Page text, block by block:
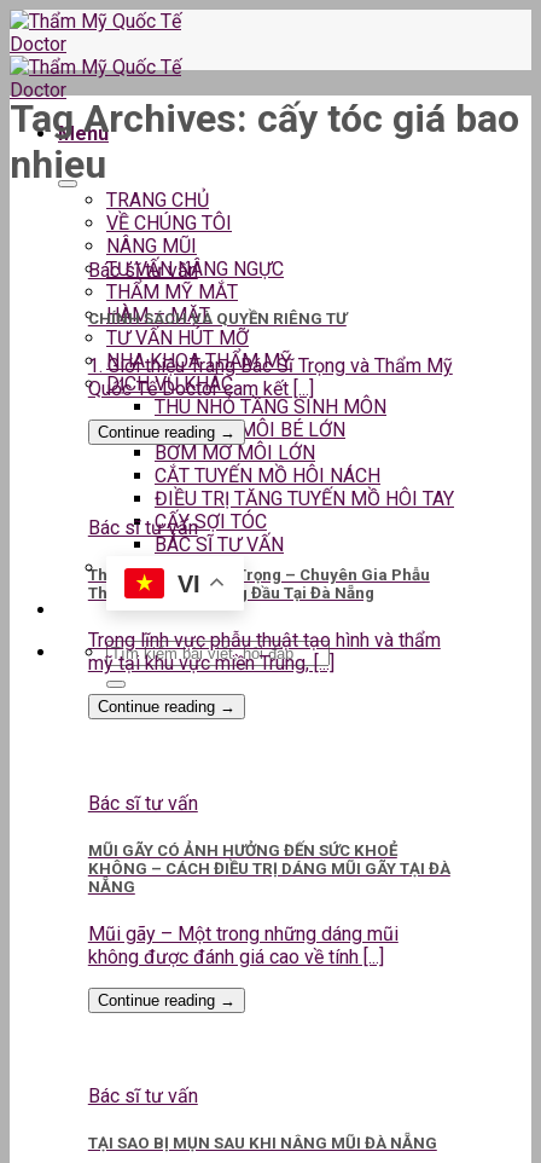
Skip
to
content
Menu
TRANG CHỦ
VỀ CHÚNG TÔI
NÂNG MŨI
TƯ VẤN NÂNG NGỰC
THẨM MỸ MẮT
HÀM – MẶT
TƯ VẤN HÚT MỠ
NHA KHOA THẨM MỸ
DỊCH VỤ KHÁC
THU NHỎ TẦNG SINH MÔN
THU GỌN MÔI BÉ LỚN
BƠM MỠ MÔI LỚN
CẮT TUYẾN MỒ HÔI NÁCH
ĐIỀU TRỊ TĂNG TUYẾN MỒ HÔI TAY
CẤY SỢI TÓC
BÁC SĨ TƯ VẤN
VI
Tag Archives: cấy tóc giá bao
nhieu
Bác sĩ tư vấn
CHÍNH SÁCH VÀ QUYỀN RIÊNG TƯ
1. Giới thiệu Trang Bác Sĩ Trọng và Thẩm Mỹ
Quốc Tế Doctor cam kết [...]
Continue reading →
Bác sĩ tư vấn
ThS.BS CKII Lê Kim Trọng – Chuyên Gia Phẫu
Thuật Thẩm Mỹ Hàng Đầu Tại Đà Nẵng
Trong lĩnh vực phẫu thuật tạo hình và thẩm
mỹ tại khu vực miền Trung, [...]
Continue reading →
Bác sĩ tư vấn
MŨI GÃY CÓ ẢNH HƯỞNG ĐẾN SỨC KHOẺ
KHÔNG – CÁCH ĐIỀU TRỊ DÁNG MŨI GÃY TẠI ĐÀ
NẴNG
Mũi gãy – Một trong những dáng mũi
không được đánh giá cao về tính [...]
Continue reading →
Bác sĩ tư vấn
TẠI SAO BỊ MỤN SAU KHI NÂNG MŨI ĐÀ NẴNG